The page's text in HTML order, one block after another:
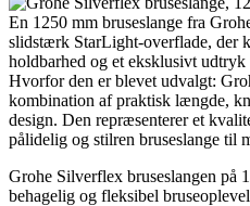
En 1250 mm bruseslange fra
slidstærk StarLight-overflade, der
holdbarhed og et eksklusivt
Hvorfor den er blevet udvalgt:
kombination af praktisk længde,
design. Den repræsenterer et
pålidelig og stilren bruseslange til
Grohe Silverflex bruseslangen på
behagelig og fleksibel